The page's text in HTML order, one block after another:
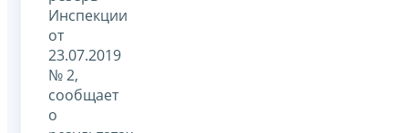
Инспекции
от
23.07.2019
№ 2,
сообщает
о